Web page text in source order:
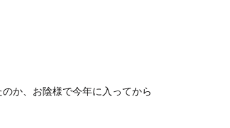
か、お陰様で今年に入ってから